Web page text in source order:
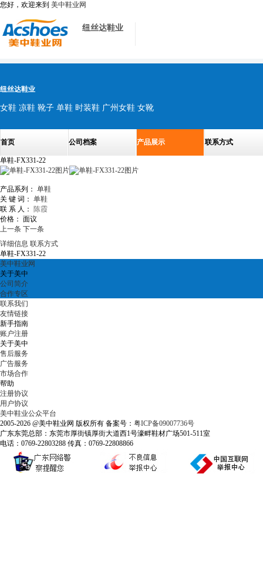
您好，欢迎来到 美中鞋业网
纽丝达鞋业
纽丝达鞋业
女鞋 凉鞋 靴子 单鞋 时装鞋 广州女鞋 女靴
首页 公司档案 产品展示 联系方式
单鞋-FX331-22
产品系列： 单鞋
关 键 词： 单鞋
联 系 人：
陈霞
价格： 面议
上一条 下一条
详细信息 联系方式
单鞋-FX331-22
美中鞋业网
关于美中
公司简介
合作专区
联系我们
友情链接
新手指南
账户注册
关于美中
售后服务
广告服务
市场合作
帮助
注册协议
用户协议
美中鞋业公众平台
2005-2026 @美中鞋业网 版权所有 备案号： 粤ICP备09007736号
广东东莞总部：东莞市厚街镇厚街大道西1号濠畔鞋材广场501-511室
电话：0769-22803288 传真：0769-22808866